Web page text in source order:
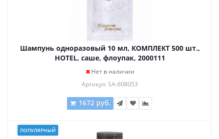
Шампунь одноразовый 10 мл, КОМПЛЕКТ 500 шт.,
HOTEL, саше, флоупак, 2000111
Нет в наличии
Артикул: SA-608053
1672 руб.
ПОПУЛЯРНЫЙ